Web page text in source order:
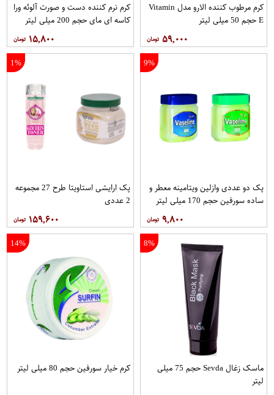
کرم مرطوب کننده الارو مدل Vitamin
E حجم 50 میلی لیتر
۵۹,۰۰۰
کرم نرم کننده دست و صورت آلوئه ورا
کاسه ای مای حجم 200 میلی لیتر
۱۵,۸۰۰
9%
پک دو عددی وازلین ویتامینه معطر و
ساده سورفین حجم 170 میلی لیتر
۹,۸۰۰
1%
پک ارایشی استاویتا طرح 27 مجموعه
2 عددی
۱۵۹,۶۰۰
8%
ماسک زغال Sevda حجم 75 میلی
لیتر
14%
کرم خیار سورفین حجم 80 میلی لیتر